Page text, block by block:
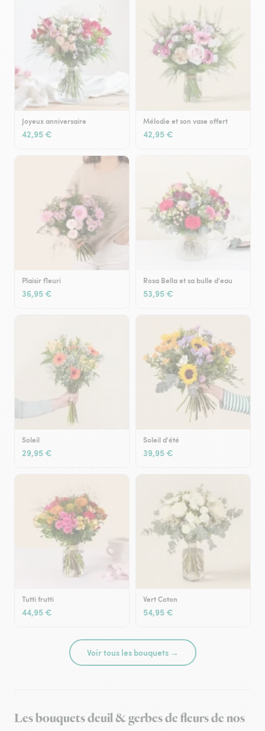
Joyeux anniversaire
42,95 €
Mélodie et son vase offert
42,95 €
Plaisir fleuri
36,95 €
Rosa Bella et sa bulle d'eau
53,95 €
Soleil
29,95 €
Soleil d'été
39,95 €
Tutti frutti
44,95 €
Vert Coton
54,95 €
Voir tous les bouquets →
Les bouquets deuil & gerbes de fleurs de nos